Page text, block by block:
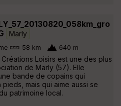
Marly
58 km 640 m
Créations Loisirs est une des plus
de Marly (57). Elle
bande de copains qui
mais qui aime aussi se
patrimoine local.